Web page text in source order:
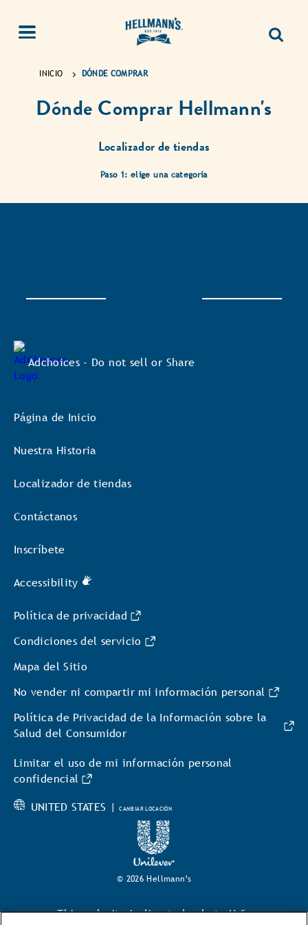
INICIO DÓNDE COMPRAR
Dónde Comprar Hellmann's
Localizador de tiendas
Paso 1: elige una categoría
Adchoices - Do not sell or Share
Página de Inicio
Nuestra Historia
Localizador de tiendas
Contáctanos
Inscríbete
Accessibility
Política de privacidad
Condiciones del servicio
Mapa del Sitio
No vender ni compartir mi información personal
Política de Privacidad de la Información sobre la
Salud del Consumidor
Limitar el uso de mi información personal
confidencial
UNITED STATES |CAMBIAR LOCACIÓN
© 2026 Hellmann’s
This web site is directed only to U.S.